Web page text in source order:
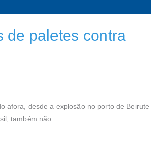
de paletes contra
afora, desde a explosão no porto de Beirute
também não...